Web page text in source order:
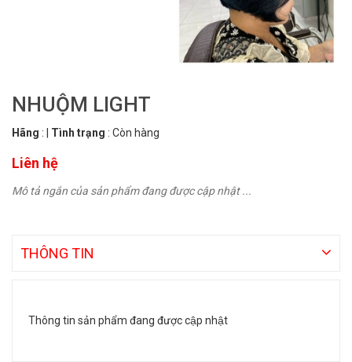
NHUỘM LIGHT
Hãng : Tình trạng : Còn hàng
Liên hệ
Mô tả ngắn của sản phẩm đang được cập nhật ...
THÔNG TIN
Thông tin sản phẩm đang được cập nhật